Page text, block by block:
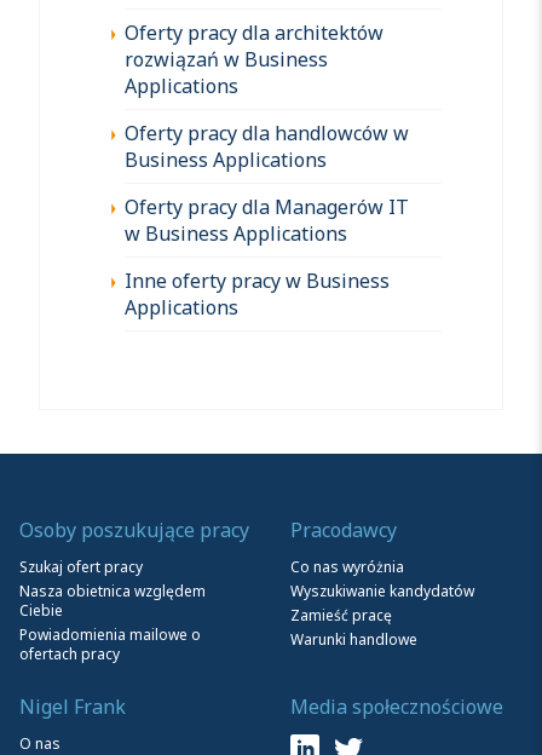
Oferty pracy dla architektów
rozwiązań w Business
Applications
Oferty pracy dla handlowców w
Business Applications
Oferty pracy dla Managerów IT
w Business Applications
Inne oferty pracy w Business
Applications
Osoby poszukujące pracy
Szukaj ofert pracy
Nasza obietnica względem
Ciebie
Powiadomienia mailowe o
ofertach pracy
Pracodawcy
Co nas wyróżnia
Wyszukiwanie kandydatów
Zamieść pracę
Warunki handlowe
Nigel Frank
O nas
Media społecznościowe